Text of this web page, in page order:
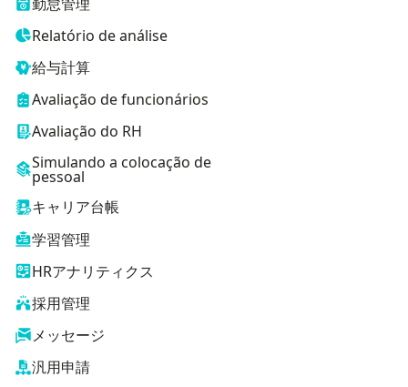
Relatório de análise
給与計算
Avaliação de funcionários
Avaliação do RH
Simulando a colocação de
pessoal
キャリア台帳
学習管理
HRアナリティクス
採用管理
メッセージ
汎用申請